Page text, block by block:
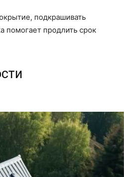
подкрашивать
помогает продлить срок